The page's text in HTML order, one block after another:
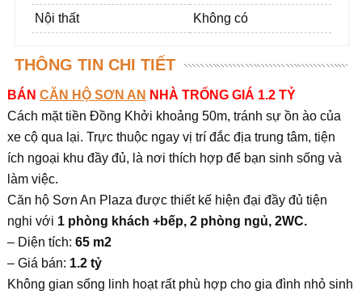
Nội thất Không có
THÔNG TIN CHI TIẾT
BÁN CĂN HỘ SƠN AN NHÀ TRỐNG GIÁ 1.2 TỶ
Cách mặt tiền Đồng Khởi khoảng 50m, tránh sự ồn ào của
xe cộ qua lại. Trực thuộc ngay vị trí đắc địa trung tâm, tiện
ích ngoại khu đầy đủ, là nơi thích hợp để bạn sinh sống và
làm việc.
Căn hộ Sơn An Plaza được thiết kế hiện đại đầy đủ tiện
nghi với 1 phòng khách +bếp, 2 phòng ngủ, 2WC.
– Diện tích: 65 m2
– Giá bán: 1.2 tỷ
Không gian sống linh hoạt rất phù hợp cho gia đình nhỏ sinh